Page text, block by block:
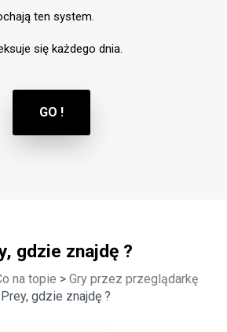
ten system.
się każdego dnia.
GO !
gdzie znajdę ?
na topie > Gry przez przeglądarkę
gdzie znajdę ?